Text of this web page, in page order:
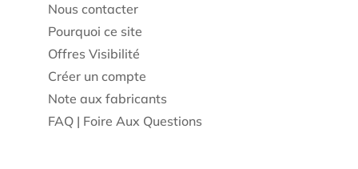
Nous contacter
Pourquoi ce site
Offres Visibilité
Créer un compte
Note aux fabricants
FAQ | Foire Aux Questions